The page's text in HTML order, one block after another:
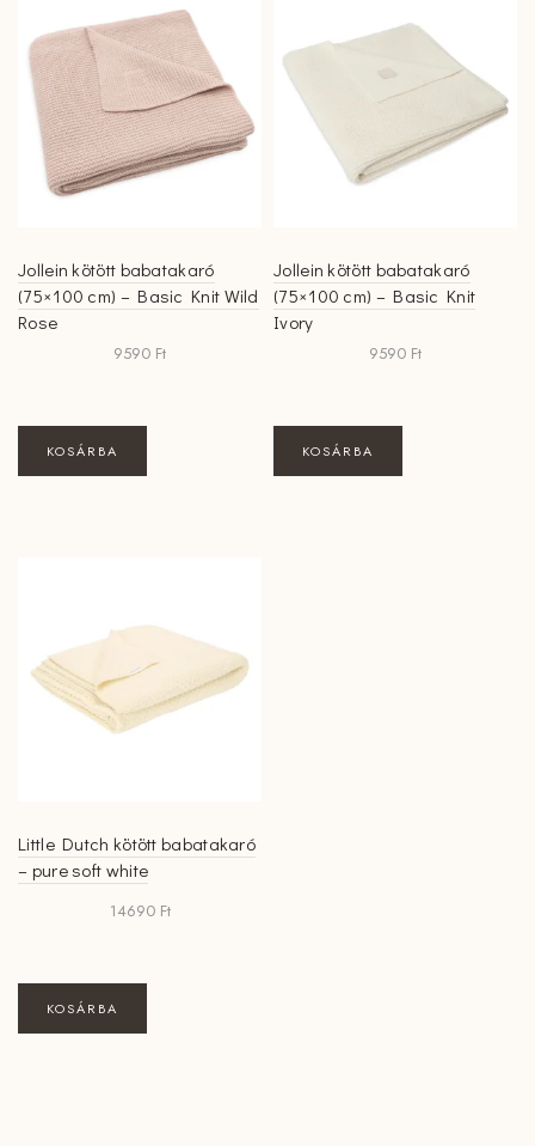
Jollein kötött babatakaró
(75×100 cm) – Basic Knit Wild
Rose
9590 Ft
KOSÁRBA
Jollein kötött babatakaró
(75×100 cm) – Basic Knit
Ivory
9590 Ft
KOSÁRBA
Little Dutch kötött babatakaró
– pure soft white
14690 Ft
KOSÁRBA